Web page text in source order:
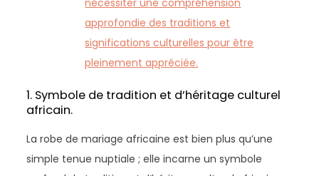
nécessiter une compréhension
approfondie des traditions et
significations culturelles pour être
pleinement appréciée.
1. Symbole de tradition et d’héritage culturel
africain.
La robe de mariage africaine est bien plus qu’une
simple tenue nuptiale ; elle incarne un symbole